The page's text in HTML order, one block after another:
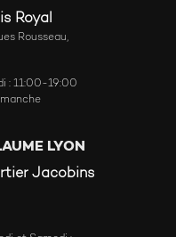
Royal
Rousseau,
: 11:00-19:00
LYON
Jacobins